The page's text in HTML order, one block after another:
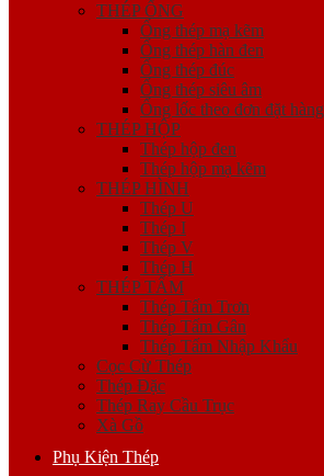
THÉP ỐNG
Ống thép mạ kẽm
Ống thép hàn đen
Ống thép đúc
Ống thép siêu âm
Ống lốc theo đơn đặt hàng
THÉP HỘP
Thép hộp đen
Thép hộp mạ kẽm
THÉP HÌNH
Thép U
Thép I
Thép V
Thép H
THÉP TẤM
Thép Tấm Trơn
Thép Tấm Gân
Thép Tấm Nhập Khẩu
Cọc Cừ Thép
Thép Đặc
Thép Ray Cầu Trục
Xà Gồ
Phụ Kiện Thép